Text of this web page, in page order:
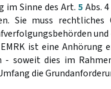
im Sinne des Art. 5Abs.
Sie muss
ist eine Anhörung
- soweit dies im
die